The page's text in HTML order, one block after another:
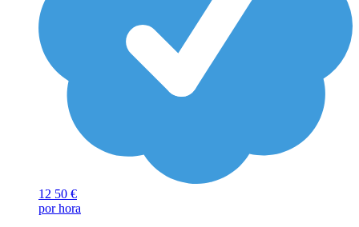
12 50 €
por hora